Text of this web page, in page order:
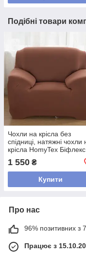
Подібні товари
Чохли на крісла без
спідниці, натяжні чохли
крісла HomyTex Біфлекс
Різні кольори
Цегляний
1 550 ₴
Купити
Про нас
96% позитивних з
Працює з